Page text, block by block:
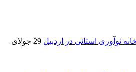
29 جولای